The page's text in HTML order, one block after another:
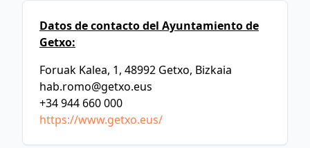
Datos de contacto del Ayuntamiento de
Getxo:
Foruak Kalea, 1, 48992 Getxo, Bizkaia
hab.romo@getxo.eus
+34 944 660 000
https://www.getxo.eus/